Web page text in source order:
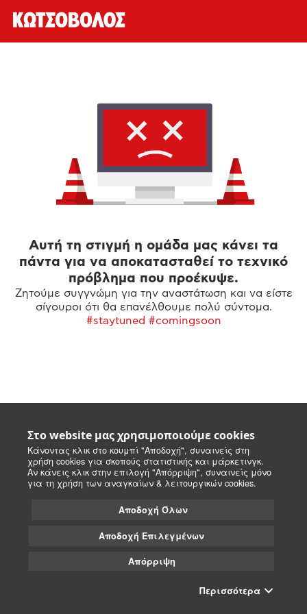
Στο website μας χρησιμοποιούμε cookies
Κάνοντας κλικ στο κουμπί "Αποδοχή", συναινείς στη
χρήση cookies για σκοπούς στατιστικής και μάρκετινγκ.
Αν κάνεις κλικ στην επιλογή "Απόρριψη", συναινείς μόνο
για τη χρήση των αναγκαίων & λειτουργικών cookies.
Αποδοχή Όλων
Αποδοχή Επιλεγμένων
Απόρριψη
Περισσότερα
Αυτή τη στιγμή η ομάδα μας κάνει τα
πάντα για να αποκατασταθεί το τεχνικό
πρόβλημα που προέκυψε.
Ζητούμε συγγνώμη για την αναστάτωση και να είστε
σίγουροι ότι θα επανέλθουμε πολύ σύντομα.
#staytuned #comingsoon